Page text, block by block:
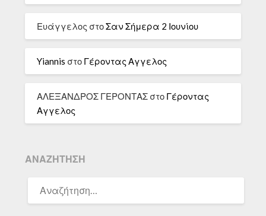
Ευάγγελος στοΣαν Σήμερα 2 Ιουνίου
Yiannis στο Γέροντας Αγγελος
ΑΛΕΞΑΝΔΡΟΣ ΓΕΡΟΝΤΑΣ στο Γέροντας
Αγγελος
ΑΝΑΖΉΤΗΣΗ
ΓΙΑ: